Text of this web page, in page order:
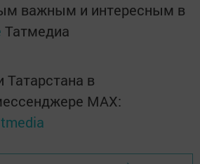
важным и интересным в
Татмедиа
Татарстана в
MАХ: